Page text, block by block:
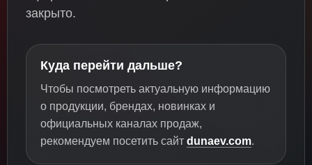
закрыто.
Куда перейти дальше?
Чтобы посмотреть актуальную информацию
о продукции, брендах, новинках и
официальных каналах продаж,
рекомендуем посетить сайт dunaev.com.